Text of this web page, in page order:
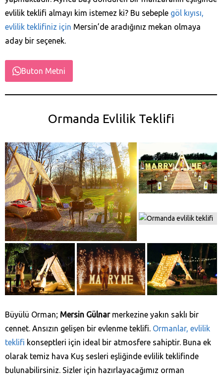
evlilik teklifi almayı kim istemez ki? Bu sebeple göl kıyısı,
evlilik teklifiniz için Mersin’de aradığınız mekan olmaya
aday bir seçenek.
Buton Metni
Ormanda Evlilik Teklifi
Büyülü Orman; Mersin Gülnar merkezine yakın saklı bir
cennet. Ansızın gelişen bir evlenme teklifi. Ormanlar, evlilik
teklifi konseptleri için ideal bir atmosfere sahiptir. Buna ek
olarak temiz hava Kuş sesleri eşliğinde evlilik teklifinde
bulunabilirsiniz. Sizler için hazırlayacağımız orman